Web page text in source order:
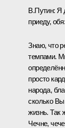
В.Путин: Я
приеду,
Знаю, что
темпами.
просто
народа,
сколько
жизнь. Так
Чечне,